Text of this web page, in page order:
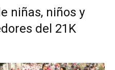
niñas, niños y
del 21K